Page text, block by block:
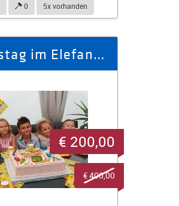
0 5x vorhanden
Kindergeburtstag im Elefantenreservat, freier Eintritt für zehn Person
€ 200,00
€ 400,00